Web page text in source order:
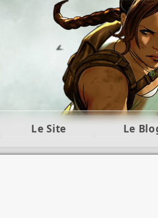
Raider : statues, objets
Le Site Le